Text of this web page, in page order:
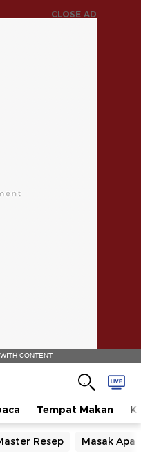
CLOSE AD
CONTENT
Tempat Makan
Resep Masak Apa